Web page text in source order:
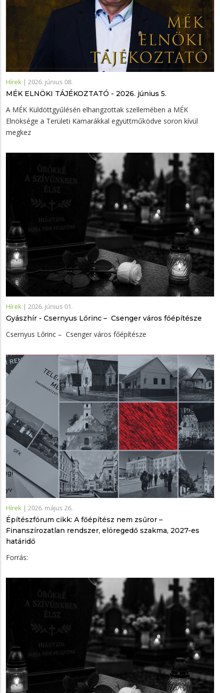
Hírek | 2026. június 08.
MÉK ELNÖKI TÁJÉKOZTATÓ - 2026. június 5.
A MÉK Küldöttgyűlésén elhangzottak szellemében a MÉK
Elnöksége a Területi Kamarákkal együttműködve soron kívül
megkez
Hírek | 2026. június 01.
Gyászhír - Csernyus Lőrinc – Csenger város főépítésze
Csernyus Lőrinc – Csenger város főépítésze
Hírek | 2026. május 26.
Építészfórum cikk: A főépítész nem zsűror –
Finanszírozatlan rendszer, elöregedő szakma, 2027-es
határidő
Forrás: